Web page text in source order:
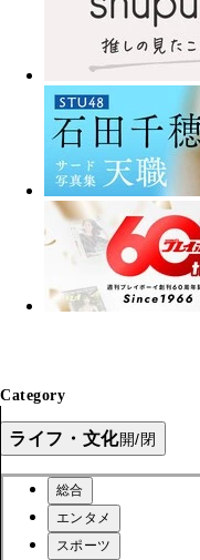
Category
ライフ・文化開/閉
総合
エンタメ
スポーツ